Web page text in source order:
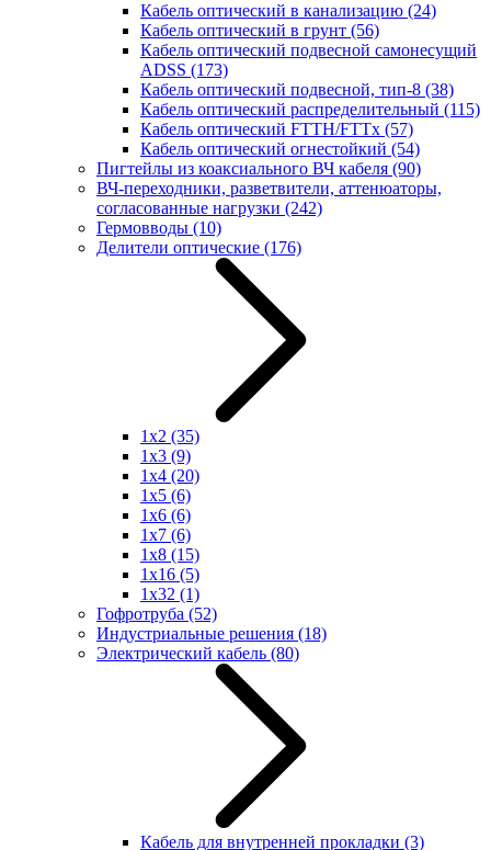
Кабель оптический в канализацию (24)
Кабель оптический в грунт (56)
Кабель оптический подвесной самонесущий
ADSS (173)
Кабель оптический подвесной, тип-8 (38)
Кабель оптический распределительный (115)
Кабель оптический FTTH/FTTx (57)
Кабель оптический огнестойкий (54)
Пигтейлы из коаксиального ВЧ кабеля (90)
ВЧ-переходники, разветвители, аттенюаторы,
согласованные нагрузки (242)
Гермовводы (10)
Делители оптические (176)
1x2 (35)
1x3 (9)
1x4 (20)
1x5 (6)
1x6 (6)
1x7 (6)
1x8 (15)
1x16 (5)
1x32 (1)
Гофротруба (52)
Индустриальные решения (18)
Электрический кабель (80)
Кабель для внутренней прокладки (3)